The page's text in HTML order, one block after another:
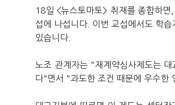
18일 <뉴스토마토> 취재를 종합하
섭에 나섭니다. 이번 교섭에서도 학
있습니다.
노조 관계자는 "재계약심사제도는
다"면서 "과도한 조건 때문에 우수한